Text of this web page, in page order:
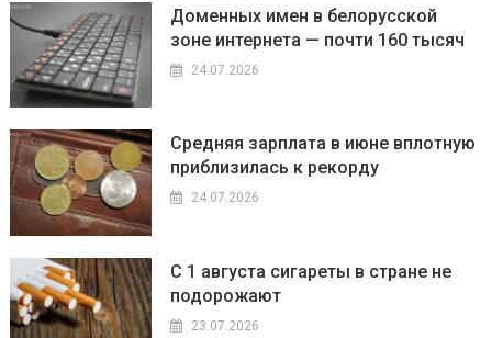
Доменных имен в белорусской
зоне интернета — почти 160 тысяч
24.07.2026
Средняя зарплата в июне вплотную
приблизилась к рекорду
24.07.2026
С 1 августа сигареты в стране не
подорожают
23.07.2026